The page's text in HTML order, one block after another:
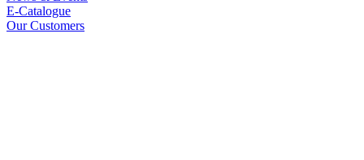
E-Catalogue
Our Customers